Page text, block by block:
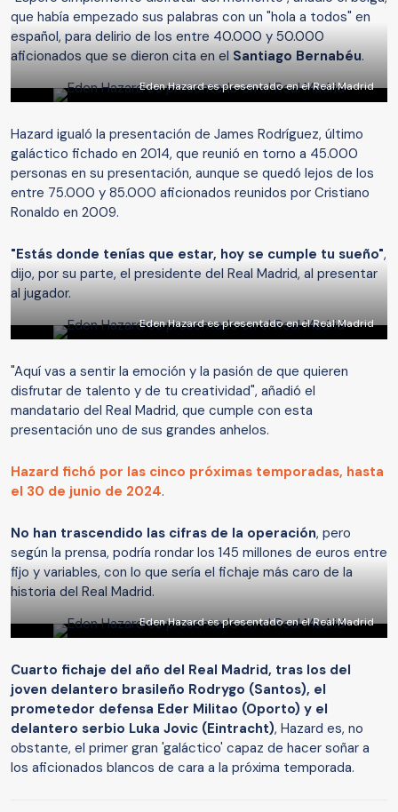
que había empezado sus palabras con un "hola a todos" en
español, para delirio de los entre 40.000 y 50.000
aficionados que se dieron cita en el Santiago Bernabéu.
Eden Hazard es presentado en el Real Madrid
Hazard igualó la presentación de James Rodríguez, último
galáctico fichado en 2014, que reunió en torno a 45.000
personas en su presentación, aunque se quedó lejos de los
entre 75.000 y 85.000 aficionados reunidos por Cristiano
Ronaldo en 2009.
"Estás donde tenías que estar, hoy se cumple tu sueño",
dijo, por su parte, el presidente del Real Madrid, al presentar
al jugador.
Eden Hazard es presentado en el Real Madrid
"Aquí vas a sentir la emoción y la pasión de que quieren
disfrutar de talento y de tu creatividad", añadió el
mandatario del Real Madrid, que cumple con esta
presentación uno de sus grandes anhelos.
Hazard fichó por las cinco próximas temporadas, hasta
el 30 de junio de 2024.
No han trascendido las cifras de la operación, pero
según la prensa, podría rondar los 145 millones de euros entre
fijo y variables, con lo que sería el fichaje más caro de la
historia del Real Madrid.
Eden Hazard es presentado en el Real Madrid
Cuarto fichaje del año del Real Madrid, tras los del
joven delantero brasileño Rodrygo (Santos), el
prometedor defensa Eder Militao (Oporto) y el
delantero serbio Luka Jovic (Eintracht), Hazard es, no
obstante, el primer gran 'galáctico' capaz de hacer soñar a
los aficionados blancos de cara a la próxima temporada.